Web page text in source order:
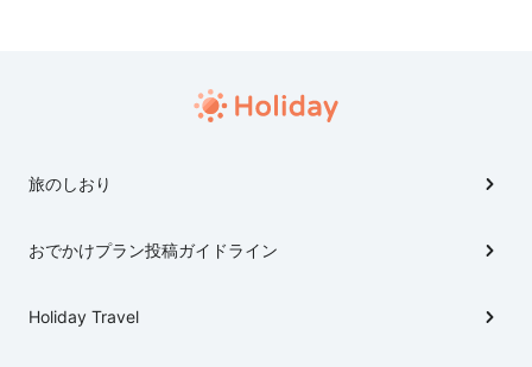
旅のしおり
おでかけプラン投稿ガイドライン
Holiday Travel